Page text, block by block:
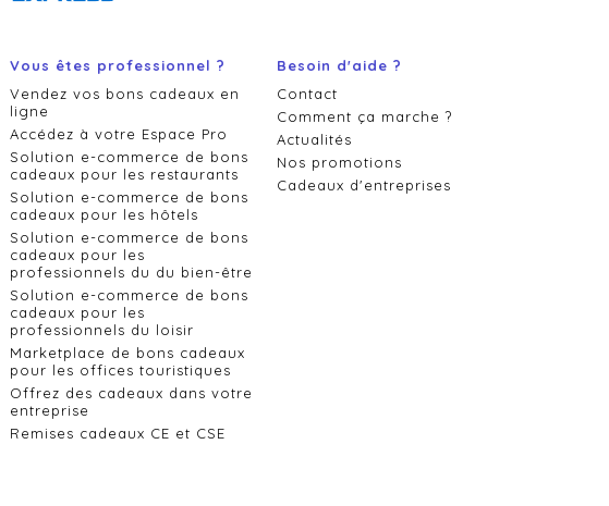
Vous êtes professionnel ?
Vendez vos bons cadeaux en
ligne
Accédez à votre Espace Pro
Solution e-commerce de bons
cadeaux pour les restaurants
Solution e-commerce de bons
cadeaux pour les hôtels
Solution e-commerce de bons
cadeaux pour les
professionnels du du bien-être
Solution e-commerce de bons
cadeaux pour les
professionnels du loisir
Marketplace de bons cadeaux
pour les offices touristiques
Offrez des cadeaux dans votre
entreprise
Remises cadeaux CE et CSE
Besoin d'aide ?
Contact
Comment ça marche ?
Actualités
Nos promotions
Cadeaux d'entreprises